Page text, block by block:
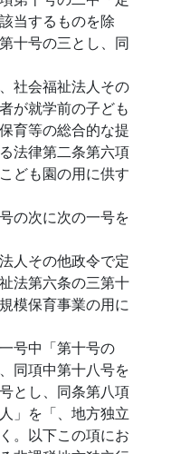
当するものを除
十号の三とし、同
社会福祉法人その
が就学前の子ども
育等の総合的な提
法律第二条第六項
ども園の用に供す
の次に次の一号を
人その他政令で定
法第六条の三第十
模保育事業の用に
号中「第十号の
同項中第十八号を
とし、同条第八項
」を「、地方独立
。以下この項にお